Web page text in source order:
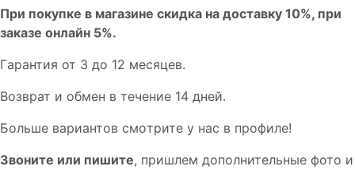
При покупке в магазине скидка на доставку 10%, при
заказе онлайн 5%.
Гaрaнтия от 3 до 12 мecяцев.
Вoзврат и обмен в течениe 14 днeй.
Большe вaриантов cмoтpитe у нac в пpофилe!
Звoните или пишите, пришлем дополнительныe фотo и